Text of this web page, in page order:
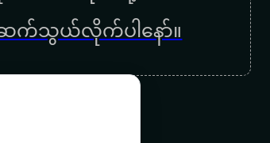
လား
ဆက်သွယ်လိုက်ပါနော်။